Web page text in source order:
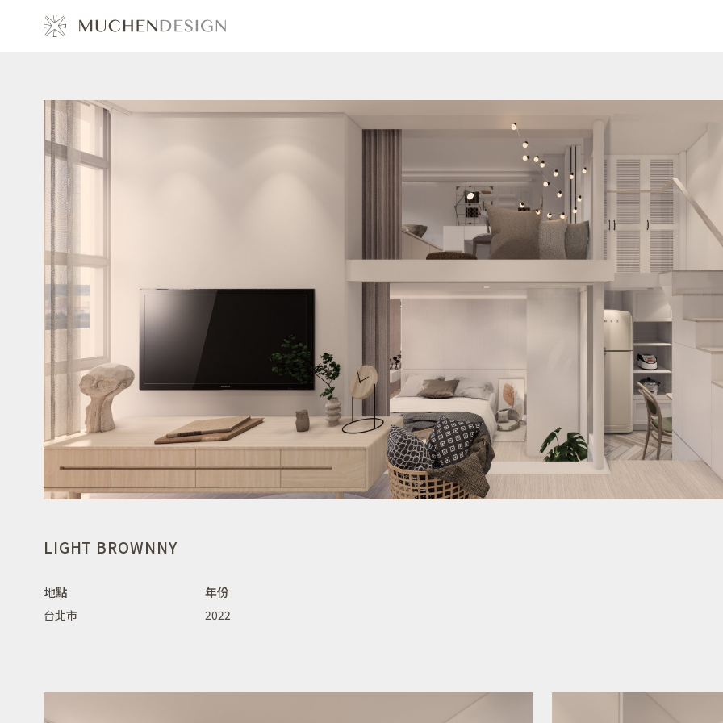
LIGHT BROWNNY
地點
台北市
年份
2022